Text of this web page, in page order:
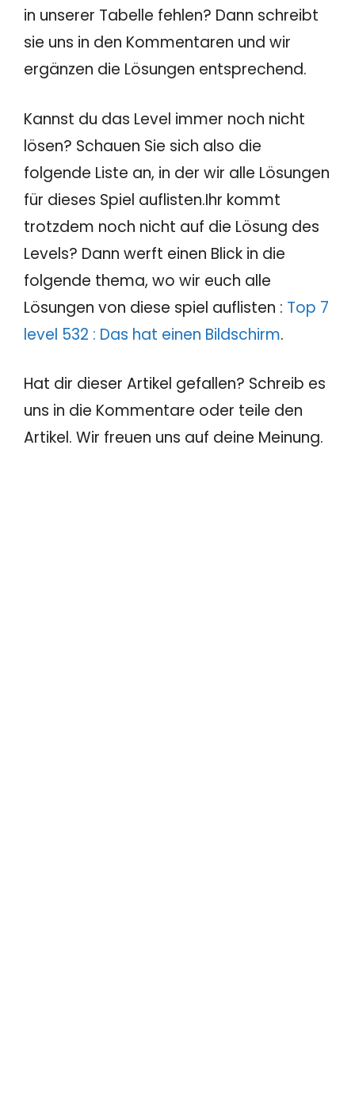
in unserer Tabelle fehlen? Dann schreibt
sie uns in den Kommentaren und wir
ergänzen die Lösungen entsprechend.
Kannst du das Level immer noch nicht
lösen? Schauen Sie sich also die
folgende Liste an, in der wir alle Lösungen
für dieses Spiel auflisten.Ihr kommt
trotzdem noch nicht auf die Lösung des
Levels? Dann werft einen Blick in die
folgende thema, wo wir euch alle
Lösungen von diese spiel auflisten : Top 7
level 532 : Das hat einen Bildschirm.
Hat dir dieser Artikel gefallen? Schreib es
uns in die Kommentare oder teile den
Artikel. Wir freuen uns auf deine Meinung.